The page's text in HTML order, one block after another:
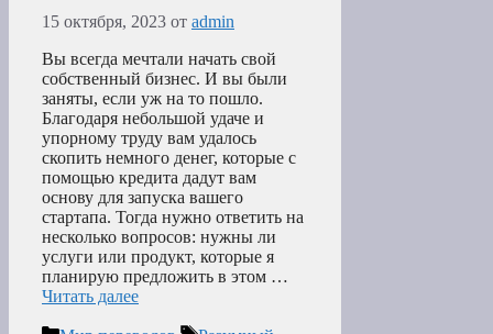
15 октября, 2023 от admin
Вы всегда мечтали начать свой
собственный бизнес. И вы были
заняты, если уж на то пошло.
Благодаря небольшой удаче и
упорному труду вам удалось
скопить немного денег, которые с
помощью кредита дадут вам
основу для запуска вашего
стартапа. Тогда нужно ответить на
несколько вопросов: нужны ли
услуги или продукт, которые я
планирую предложить в этом …
Читать далее